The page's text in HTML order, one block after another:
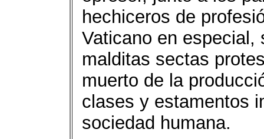
hechiceros de
Vaticano en especial,
malditas sectas
muerto de la
clases y estamentos
sociedad humana.